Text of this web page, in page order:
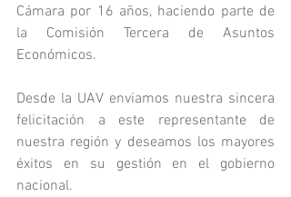
Cámara por 16 años, haciendo parte de
la Comisión Tercera de Asuntos
Económicos.
Desde la UAV enviamos nuestra sincera
felicitación a este representante de
nuestra región y deseamos los mayores
éxitos en su gestión en el gobierno
nacional.